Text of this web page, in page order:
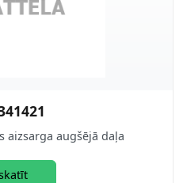
aizsarga augšējā daļa